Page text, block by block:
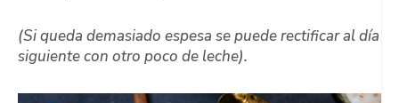
(Si queda demasiado espesa se puede rectificar al día
siguiente con otro poco de leche).